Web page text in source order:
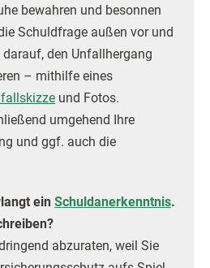
bewahren und besonnen
Schuldfrage außen vor und
den Unfallhergang
– mithilfe eines
und Fotos.
umgehend Ihre
und ggf. auch die
ein Schuldanerkenntnis.
abzuraten, weil Sie